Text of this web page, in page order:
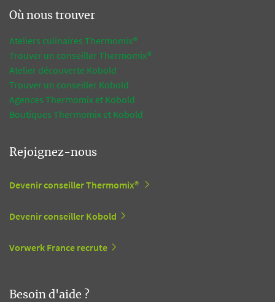
Où nous trouver
Ateliers culinaires Thermomix®
Trouver un conseiller Thermomix®
Atelier découverte Kobold
Trouver un conseiller Kobold
Agences Thermomix et Kobold
Boutiques Thermomix et Kobold
Rejoignez-nous
Devenir conseiller Thermomix®
Devenir conseiller Kobold
Vorwerk France recrute
Besoin d'aide ?